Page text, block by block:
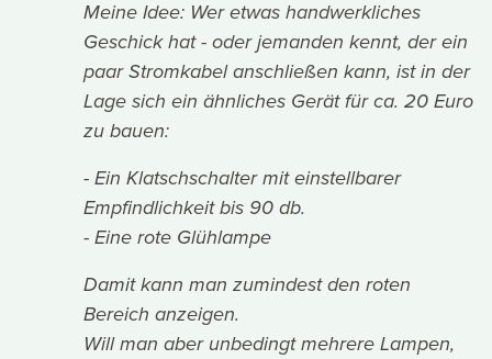
Meine Idee: Wer etwas handwerkliches
Geschick hat - oder jemanden kennt, der ein
paar Stromkabel anschließen kann, ist in der
Lage sich ein ähnliches Gerät für ca. 20 Euro
zu bauen:
- Ein Klatschschalter mit einstellbarer
Empfindlichkeit bis 90 db.
- Eine rote Glühlampe
Damit kann man zumindest den roten
Bereich anzeigen.
Will man aber unbedingt mehrere Lampen,